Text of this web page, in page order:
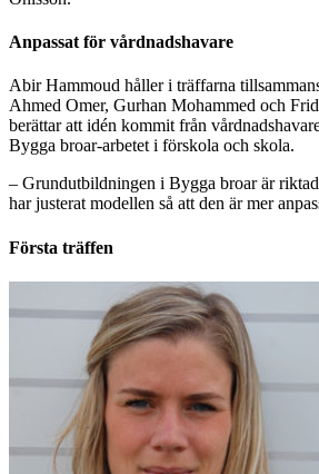
Anpassat för vårdnadshavare
Abir Hammoud håller i träffarna
Ahmed Omer, Gurhan Mohammed och
berättar att idén kommit från
Bygga broar-arbetet i förskola och skola.
– Grundutbildningen i Bygga broar är
har justerat modellen så att den är mer
Första träffen